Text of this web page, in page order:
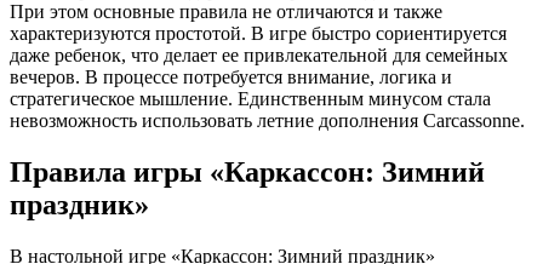
При этом основные правила не отличаются и также
характеризуются простотой. В игре быстро сориентируется
даже ребенок, что делает ее привлекательной для семейных
вечеров. В процессе потребуется внимание, логика и
стратегическое мышление. Единственным минусом стала
невозможность использовать летние дополнения Carcassonne.
Правила игры «Каркассон: Зимний
праздник»
В настольной игре «Каркассон: Зимний праздник»